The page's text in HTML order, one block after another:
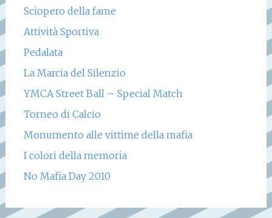
Sciopero della fame
Attività Sportiva
Pedalata
La Marcia del Silenzio
YMCA Street Ball – Special Match
Torneo di Calcio
Monumento alle vittime della mafia
I colori della memoria
No Mafia Day 2010